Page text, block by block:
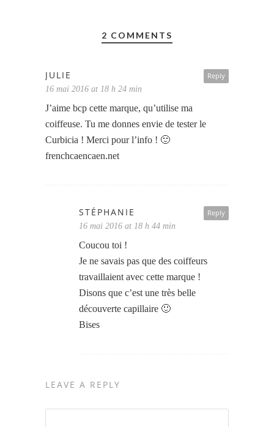
2 COMMENTS
Reply
JULIE
16 mai 2016 at 18 h 24 min
J’aime bcp cette marque, qu’utilise ma
coiffeuse. Tu me donnes envie de tester le
Curbicia ! Merci pour l’info ! 🙂
frenchcaencaen.net
Reply
STÉPHANIE
16 mai 2016 at 18 h 44 min
Coucou toi !
Je ne savais pas que des coiffeurs
travaillaient avec cette marque !
Disons que c’est une très belle
découverte capillaire 🙂
Bises
LEAVE A REPLY